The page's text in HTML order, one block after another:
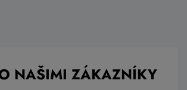
NAŠIMI ZÁKAZNÍKY